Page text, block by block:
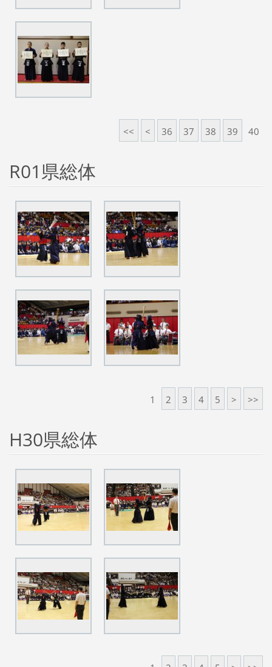
<< < 36 37 38 39 40
R01県総体
1 2 3 4 5 > >>
H30県総体